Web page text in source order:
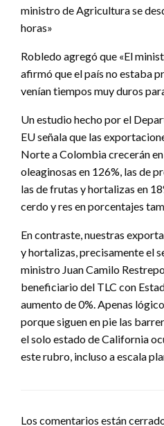
ministro de Agricultura se
horas»
Robledo agregó que «El
afirmó que el país no estaba
venían tiempos muy duros
Un estudio hecho por el
EU señala que las
Norte a Colombia crecerán
oleaginosas en 126%, las de
las de frutas y hortalizas en
cerdo y res en porcentajes
En contraste, nuestras
y hortalizas, precisamente el
ministro Juan Camilo
beneficiario del TLC con
aumento de 0%. Apenas
porque siguen en pie las
el solo estado de California
este rubro, incluso a escala
Los comentarios están